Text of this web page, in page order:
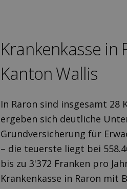
Kranken­kasse in
Kanton Wallis
In Raron sind insgesamt 28
ergeben sich deutliche
Grundversicherung für
– die teuerste liegt bei
bis zu 3'372 Franken pro
Krankenkasse in Raron mit